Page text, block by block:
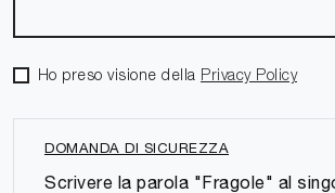
Ho preso visione della Privacy Policy
DOMANDA DI SICUREZZA
Scrivere la parola "Fragole" al